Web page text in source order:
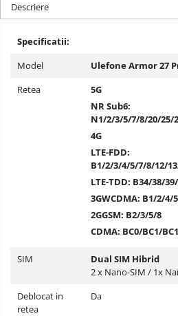
Descriere
Specificatii:
Model
Ulefone Armor 27
Retea
5G
NR Sub6:
N1/2/3/5/7/8/20/25/
4G
LTE-FDD:
B1/2/3/4/5/7/8/12/
LTE-TDD: B34/38/
3GWCDMA: B1/2/4/
2GGSM: B2/3/5/8
CDMA: BC0/BC1/
SIM
Dual SIM Hibrid
2 x Nano-SIM / 1x
Deblocat in
retea
Da